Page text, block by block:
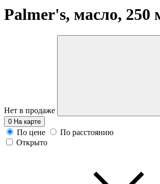
Palmer's, масло, 250
Нет в продаже
0 На карте
По цене
По расстоянию
Открыто